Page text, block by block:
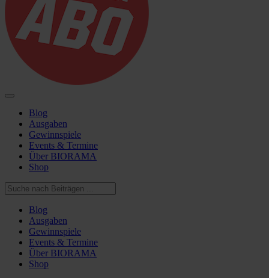
Blog
Ausgaben
Gewinnspiele
Events & Termine
Über BIORAMA
Shop
Blog
Ausgaben
Gewinnspiele
Events & Termine
Über BIORAMA
Shop